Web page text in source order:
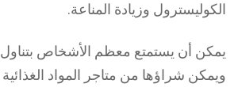
الكوليسترول وزيادة المناعة.
يمكن أن يستمتع معظم الأشخاص بتناول
ويمكن شراؤها من متاجر المواد